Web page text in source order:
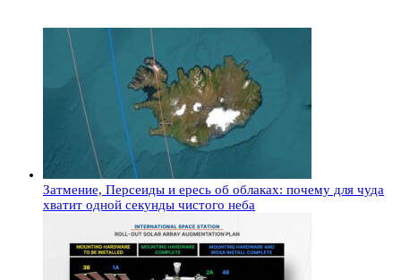
Затмение, Персеиды и ересь об облаках: почему для чуда
хватит одной секунды чистого неба